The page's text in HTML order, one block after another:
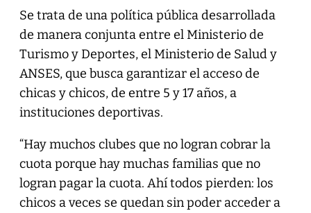
Se trata de una política pública desarrollada
de manera conjunta entre el Ministerio de
Turismo y Deportes, el Ministerio de Salud y
ANSES, que busca garantizar el acceso de
chicas y chicos, de entre 5 y 17 años, a
instituciones deportivas.
“Hay muchos clubes que no logran cobrar la
cuota porque hay muchas familias que no
logran pagar la cuota. Ahí todos pierden: los
chicos a veces se quedan sin poder acceder a